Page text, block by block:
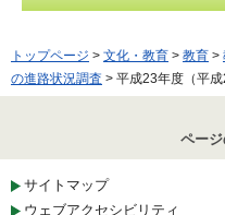
トップページ > 文化・教育 > 教育 >
の進路状況調査 > 平成23年度（平
ペー
サイトマップ
ウェブアクセシビリティ